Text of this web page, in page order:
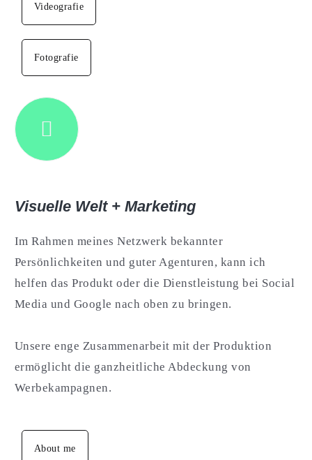
Videografie
Fotografie
Visuelle Welt + Marketing
Im Rahmen meines Netzwerk bekannter
Persönlichkeiten und guter Agenturen, kann ich
helfen das Produkt oder die Dienstleistung bei Social
Media und Google nach oben zu bringen.
Unsere enge Zusammenarbeit mit der Produktion
ermöglicht die ganzheitliche Abdeckung von
Werbekampagnen.
About me